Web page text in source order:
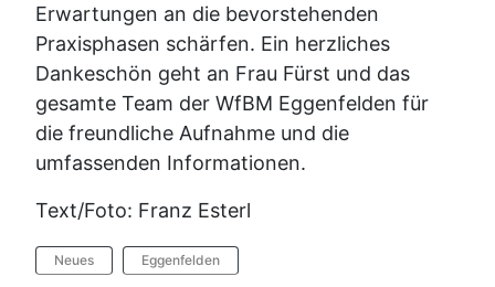
Erwartungen an die bevorstehenden
Praxisphasen schärfen. Ein herzliches
Dankeschön geht an Frau Fürst und das
gesamte Team der WfBM Eggenfelden für
die freundliche Aufnahme und die
umfassenden Informationen.
Text/Foto: Franz Esterl
Neues Eggenfelden